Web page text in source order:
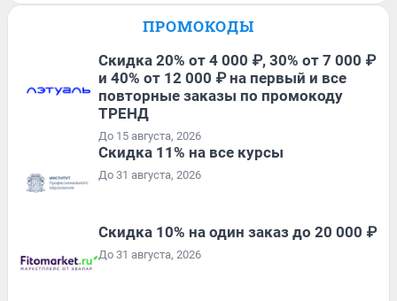
ПРОМОКОДЫ
Скидка 20% от 4 000 ₽, 30% от 7 000 ₽
и 40% от 12 000 ₽ на первый и все
повторные заказы по промокоду
ТРЕНД
До 15 августа, 2026
Скидка 11% на все курсы
До 31 августа, 2026
Скидка 10% на один заказ до 20 000 ₽
До 31 августа, 2026